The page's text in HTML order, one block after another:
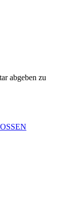
abgeben zu